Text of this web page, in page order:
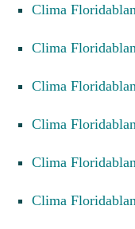
Clima
Clima
Clima
Clima
Clima
Clima